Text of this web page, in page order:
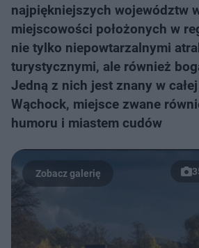
najpiękniejszych województw
miejscowości położonych w
nie tylko niepowtarzalnymi
turystycznymi, ale również
Jedną z nich jest znany w
Wąchock, miejsce zwane
humoru i miastem cudów